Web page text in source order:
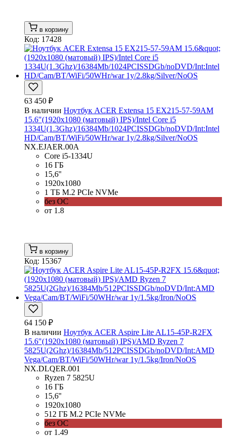
в корзину
Код: 17428
63 450 ₽
В наличии Ноутбук ACER Extensa 15 EX215-57-59AM
15.6"(1920x1080 (матовый) IPS)/Intel Core i5
1334U(1.3Ghz)/16384Mb/1024PCISSDGb/noDVD/Int:Intel
HD/Cam/BT/WiFi/50WHr/war 1y/2.8kg/Silver/NoOS
NX.EJAER.00A
Core i5-1334U
16 ГБ
15,6''
1920x1080
1 ТБ M.2 PCIe NVMe
без ОС
от 1.8
в корзину
Код: 15367
64 150 ₽
В наличии Ноутбук ACER Aspire Lite AL15-45P-R2FX
15.6"(1920x1080 (матовый) IPS)/AMD Ryzen 7
5825U(2Ghz)/16384Mb/512PCISSDGb/noDVD/Int:AMD
Vega/Cam/BT/WiFi/50WHr/war 1y/1.5kg/Iron/NoOS
NX.DLQER.001
Ryzen 7 5825U
16 ГБ
15,6''
1920x1080
512 ГБ M.2 PCIe NVMe
без ОС
от 1.49